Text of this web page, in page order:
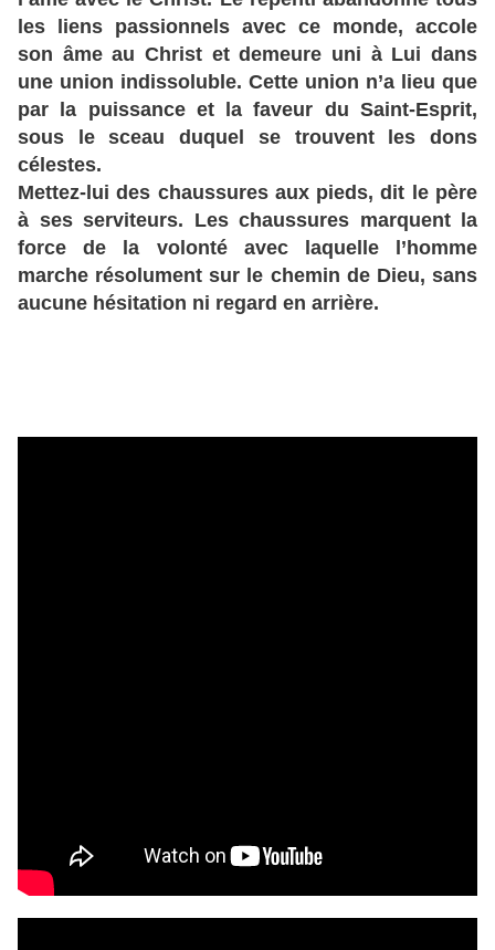
les liens passionnels avec ce monde, accole
son âme au Christ et demeure uni à Lui dans
une union indissoluble. Cette union n’a lieu que
par la puissance et la faveur du Saint-Esprit,
sous le sceau duquel se trouvent les dons
célestes.
Mettez-lui des chaussures aux pieds, dit le père
à ses serviteurs. Les chaussures marquent la
force de la volonté avec laquelle l’homme
marche résolument sur le chemin de Dieu, sans
aucune hésitation ni regard en arrière.